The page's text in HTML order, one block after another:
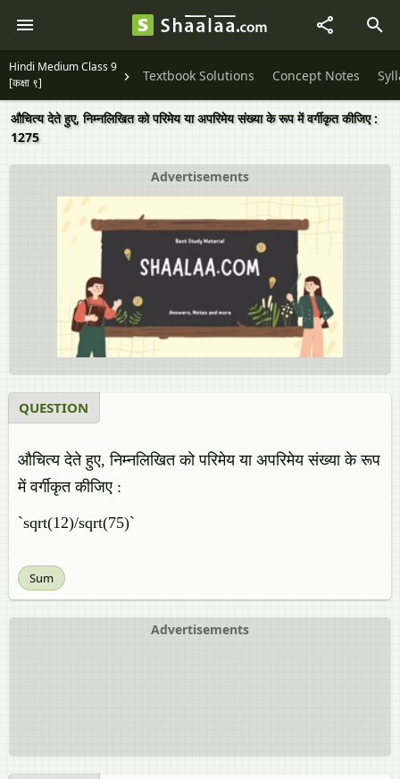
Hindi Medium Class 9
[कक्षा ९]
Textbook Solutions Concept Notes
औचित्य देते हुए, निम्नलिखित को परिमेय या अपरिमेय संख्या के रूप में वर्गीकृत कीजिए :
1275
Advertisements
QUESTION
औचित्य देते हुए, निम्नलिखित को परिमेय या अपरिमेय संख्या के रूप
में वर्गीकृत कीजिए :
`sqrt(12)/sqrt(75)`
Sum
Advertisements